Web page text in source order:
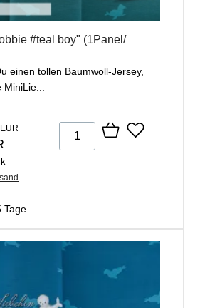
#teal boy" (1Panel/
einen tollen Baumwoll-Jersey,
Tage